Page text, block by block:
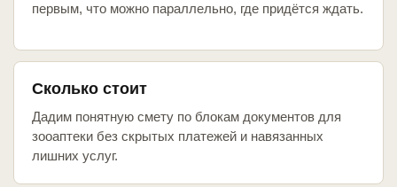
первым, что можно параллельно, где придётся ждать.
Сколько стоит
Дадим понятную смету по блокам документов для
зооаптеки без скрытых платежей и навязанных
лишних услуг.